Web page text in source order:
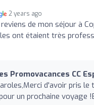
2 years ago
reviens de mon séjour à
ont étaient très
Promovacances CC
d'avoir pris
un prochaine voyage